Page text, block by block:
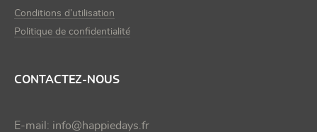
Conditions d’utilisation
Politique de confidentialité
CONTACTEZ-NOUS
E-mail: info@happiedays.fr